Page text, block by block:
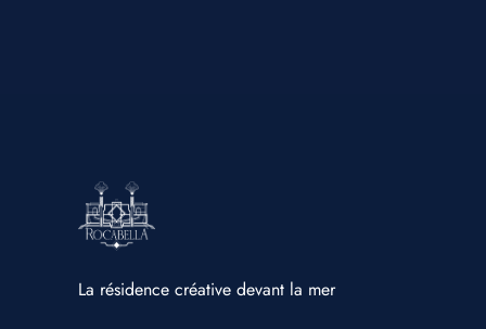
La résidence créative devant la mer